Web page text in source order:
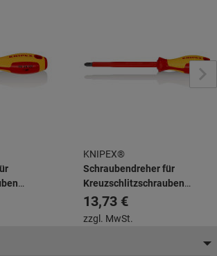
212 mm
KNIPEX®
Schraubendreher für
Kreuzschlitzschrauben
Phillips® isolierender
Mehrkomponenten-Griff,
VDE-geprüft brüniert 270 mm
13,73 €
zzgl. MwSt.